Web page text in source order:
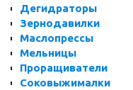
Дегидраторы
Зернодавилки
Маслопрессы
Мельницы
Проращиватели
Соковыжималки